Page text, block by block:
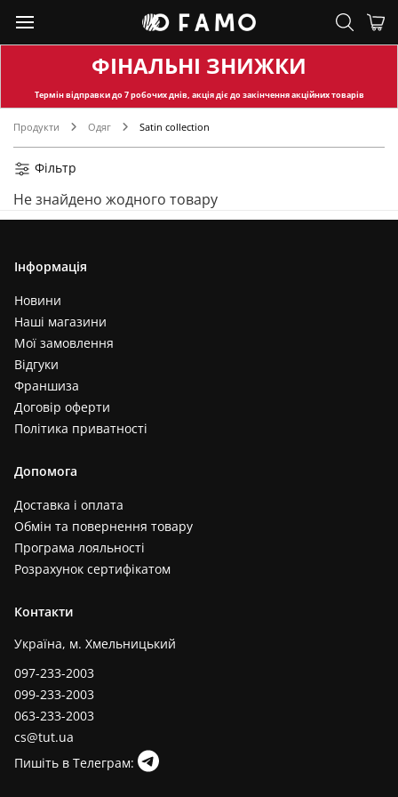
ФІНАЛЬНІ ЗНИЖКИ
Термін відправкидо 7 робочих днів, акція діє до закінчення акційних товарів
Продукти Одяг Satin collection
Фільтр
Не знайдено жодного товару
Інформація
Новини
Наші магазини
Мої замовлення
Відгуки
Франшиза
Договір оферти
Політика приватності
Допомога
Доставка і оплата
Обмін та повернення товару
Програма лояльності
Розрахунок сертифікатом
Контакти
Україна, м. Хмельницький
097-233-2003
099-233-2003
063-233-2003
cs@tut.ua
Пишіть в Телеграм: